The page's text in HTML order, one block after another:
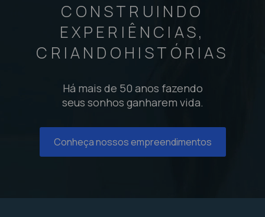
CONSTRUINDO
EXPERIÊNCIAS,
CRIANDO HISTÓRIAS
Há mais de 50 anos fazendo
seus sonhos ganharem vida.
Conheça nossos empreendimentos